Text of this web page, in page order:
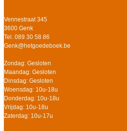
Vennestraat 345
3600 Genk
Tel. 089 30 58 86
Genk@hetgoedeboek.be
Zondag: Gesloten
Maandag: Gesloten
Dinsdag: Gesloten
Woensdag: 10u-18u
Donderdag: 10u-18u
Vrijdag: 10u-18u
Zaterdag: 10u-17u